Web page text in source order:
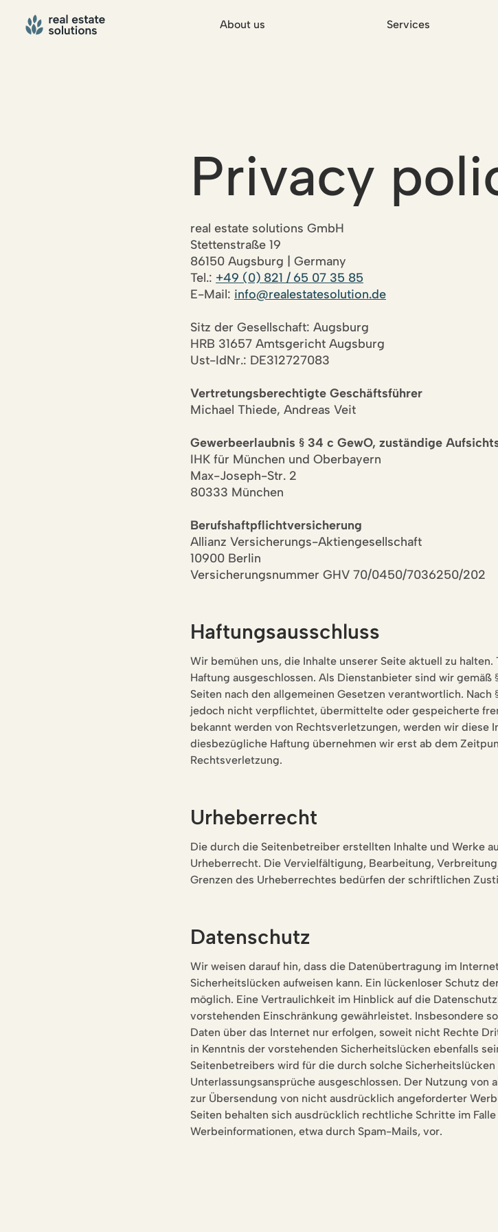
About us Services
Privacy
real estate solutions GmbH
Stettenstraße 19
86150 Augsburg | Germany
Tel.: +49 (0) 821 / 65 07 35 85
E-Mail: info@realestatesolution.de
Sitz der Gesellschaft: Augsburg
HRB 31657 Amtsgericht Augsburg
Ust-IdNr.: DE312727083
Vertretungsberechtigte Geschäftsführer
Michael Thiede, Andreas Veit
Gewerbeerlaubnis § 34 c GewO, zuständige
IHK für München und Oberbayern
Max-Joseph-Str. 2
80333 München
Berufshaftpflichtversicherung
Allianz Versicherungs-Aktiengesellschaft
10900 Berlin
Versicherungsnummer GHV 70/0450/7036250/202
Haftungsausschluss
Wir bemühen uns, die Inhalte unserer Seite aktuell zu
Haftung ausgeschlossen. Als Dienstanbieter sind wir gemäß
Seiten nach den allgemeinen Gesetzen verantwortlich. Nach
jedoch nicht verpflichtet, übermittelte oder gespeicherte
bekannt werden von Rechts­verletzungen, werden wir diese
diesbezügliche Haftung übernehmen wir erst ab dem
Rechtsverletzung.
Urheberrecht
Die durch die Seitenbetreiber erstellten Inhalte und Werke
Urheberrecht. Die Vervielfältigung, Bearbeitung,
Grenzen des Urheberrechtes bedürfen der schriftlichen
Datenschutz
Wir weisen darauf hin, dass die Datenübertragung im
Sicherheitslücken aufweisen kann. Ein lückenloser Schutz
möglich. Eine Vertraulichkeit im Hinblick auf die
vorstehenden Einschränkung gewährleistet. Insbesondere
Daten über das Internet nur erfolgen, soweit nicht Rechte
in Kenntnis der vorstehenden Sicherheitslücken ebenfalls
Seitenbetreibers wird für die durch solche Sicherheitslücken
Unterlassungsansprüche ausgeschlossen. Der Nutzung von
zur Übersendung von nicht ausdrücklich angeforderter
Seiten behalten sich ausdrücklich rechtliche Schritte im
Werbeinformationen, etwa durch Spam-Mails, vor.